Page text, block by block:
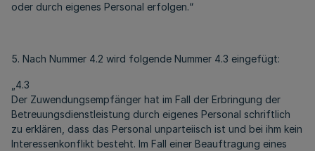
oder durch eigenes Personal erfolgen.“
5. Nach Nummer 4.2 wird folgende Nummer 4.3 eingefügt:
„4.3
Der Zuwendungsempfänger hat im Fall der Erbringung der
Betreuungsdienstleistung durch eigenes Personal schriftlich
zu erklären, dass das Personal unparteiisch ist und bei ihm kein
Interessenkonflikt besteht. Im Fall einer Beauftragung eines